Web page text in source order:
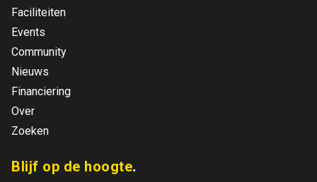
Faciliteiten
Events
Community
Nieuws
Financiering
Over
Zoeken
Blijf op de hoogte